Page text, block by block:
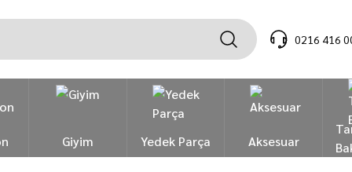
0216 416
Giyim Yedek Parça Aksesuar